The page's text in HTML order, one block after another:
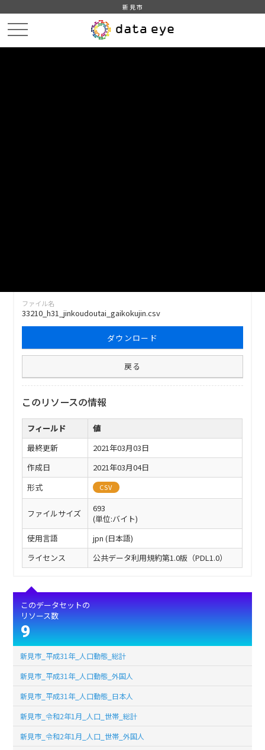
新見市
ファイル名
33210_h31_jinkoudoutai_gaikokujin.csv
ダウンロード
戻る
このリソースの情報
フィールド
値
最終更新
2021年03月03日
作成日
2021年03月04日
形式
CSV
ファイルサイズ
693
(単位:バイト)
使用言語
jpn (日本語)
ライセンス
公共データ利用規約第1.0版（PDL1.0）
このデータセットの
リソース数
9
新見市_平成31年_人口動態_総計
新見市_平成31年_人口動態_外国人
新見市_平成31年_人口動態_日本人
新見市_令和2年1月_人口_世帯_総計
新見市_令和2年1月_人口_世帯_外国人